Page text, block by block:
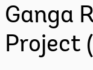
Ganga
Project